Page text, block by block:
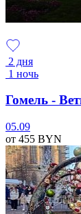
2 дня
1 ночь
Гомель -
05.09
от 455 BYN